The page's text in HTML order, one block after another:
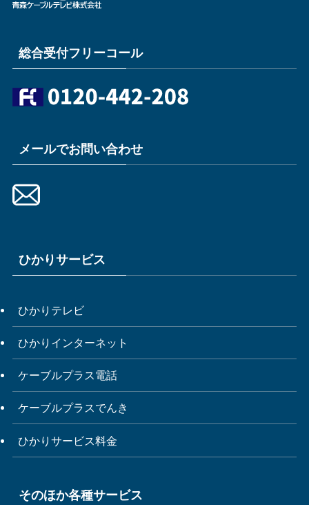
総合受付フリーコール
メールでお問い合わせ
ひかりサービス
ひかりテレビ
ひかりインターネット
ケーブルプラス電話
ケーブルプラスでんき
ひかりサービス料金
そのほか各種サービス